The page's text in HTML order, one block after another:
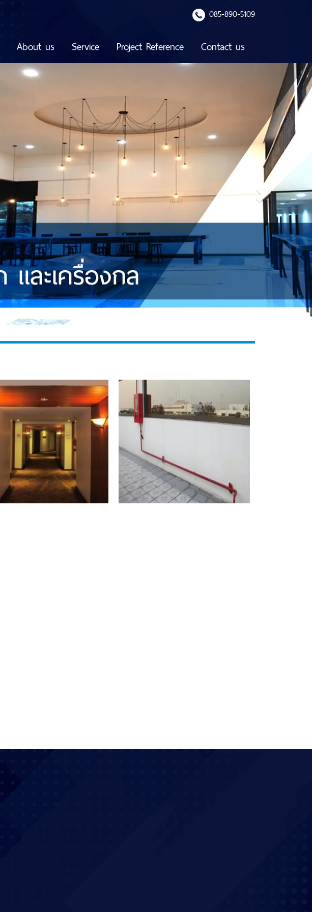
About us Service Project Reference Contact us
085-890-5109